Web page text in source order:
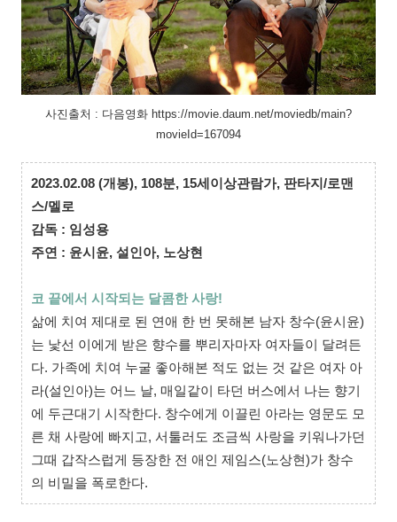
사진출처 : 다음영화 https://movie.daum.net/moviedb/main?
movieId=167094
2023.02.08 (개봉), 108분, 15세이상관람가, 판타지/로맨
스/멜로
감독 : 임성용
주연 : 윤시윤, 설인아, 노상현
코 끝에서 시작되는 달콤한 사랑!
삶에 치여 제대로 된 연애 한 번 못해본 남자 창수(윤시윤)
는 낯선 이에게 받은 향수를 뿌리자마자 여자들이 달려든
다. 가족에 치여 누굴 좋아해본 적도 없는 것 같은 여자 아
라(설인아)는 어느 날, 매일같이 타던 버스에서 나는 향기
에 두근대기 시작한다. 창수에게 이끌린 아라는 영문도 모
른 채 사랑에 빠지고, 서툴러도 조금씩 사랑을 키워나가던
그때 갑작스럽게 등장한 전 애인 제임스(노상현)가 창수
의 비밀을 폭로한다.